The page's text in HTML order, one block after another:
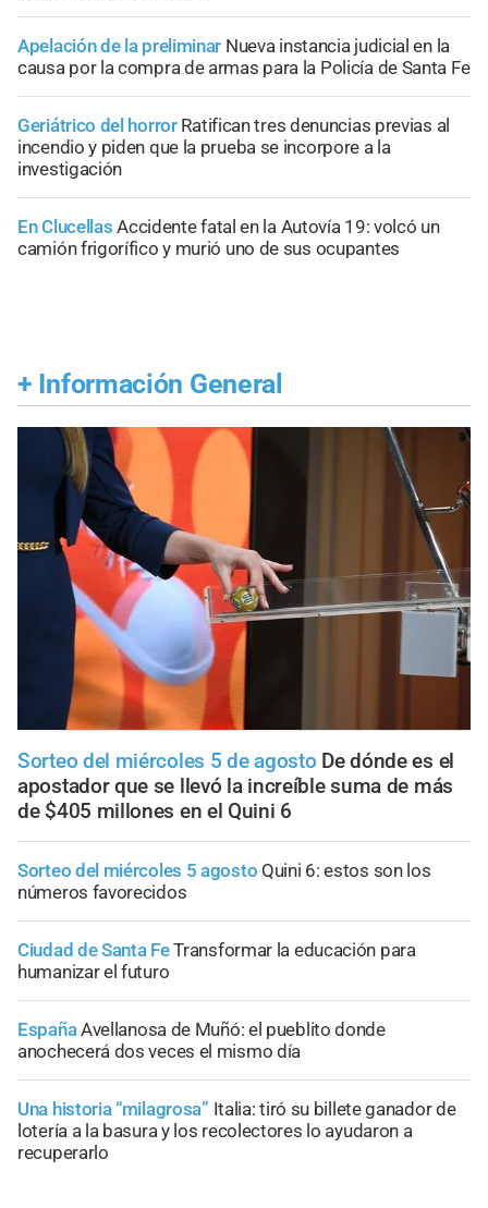
Apelación de la preliminar Nueva instancia judicial en la
causa por la compra de armas para la Policía de Santa Fe
Geriátrico del horror Ratifican tres denuncias previas al
incendio y piden que la prueba se incorpore a la
investigación
En Clucellas Accidente fatal en la Autovía 19: volcó un
camión frigorífico y murió uno de sus ocupantes
+ Información General
Sorteo del miércoles 5 de agosto De dónde es el
apostador que se llevó la increíble suma de más
de $405 millones en el Quini 6
Sorteo del miércoles 5 agosto Quini 6: estos son los
números favorecidos
Ciudad de Santa FeTransformar la educación para
humanizar el futuro
EspañaAvellanosa de Muñó: el pueblito donde
anochecerá dos veces el mismo día
Una historia “milagrosa” Italia: tiró su billete ganador de
lotería a la basura y los recolectores lo ayudaron a
recuperarlo